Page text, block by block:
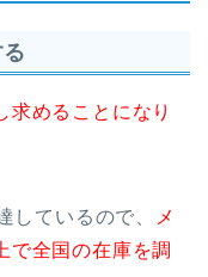
求めることになり
ているので、
メ
で全国の在庫を調